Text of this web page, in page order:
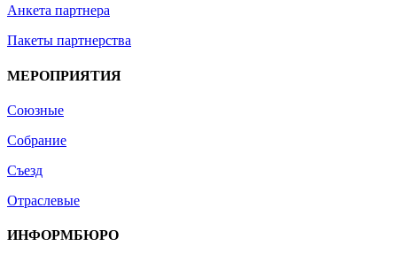
Анкета партнера
Пакеты партнерства
МЕРОПРИЯТИЯ
Союзные
Собрание
Съезд
Отраслевые
ИНФОРМБЮРО